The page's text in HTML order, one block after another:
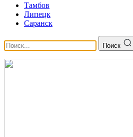
Тамбов
Липецк
Саранск
Поиск